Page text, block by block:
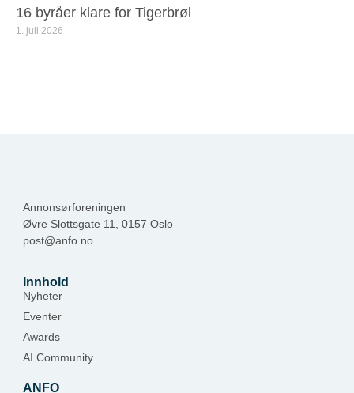
16 byråer klare for Tigerbrøl
1. juli 2026
Annonsørforeningen
Øvre Slottsgate 11, 0157 Oslo
post@anfo.no
Innhold
Nyheter
Eventer
Awards
AI Community
ANFO